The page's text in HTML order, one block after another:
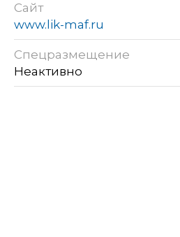
Сайт
www.lik-maf.ru
Спецразмещение
Неактивно